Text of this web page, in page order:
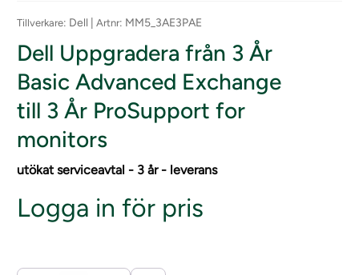
Tillverkare: Dell | Artnr: MM5_3AE3PAE
Dell Uppgradera från 3 År
Basic Advanced Exchange
till 3 År ProSupport for
monitors
utökat serviceavtal - 3 år - leverans
Logga in för pris